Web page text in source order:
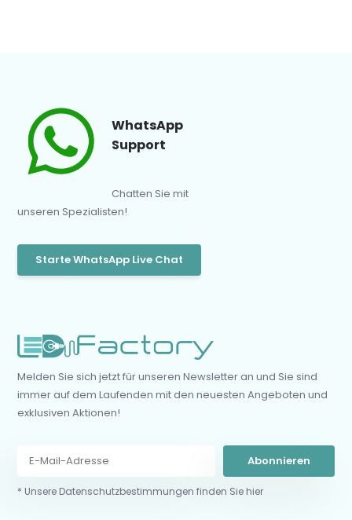
WhatsApp
Support
Chatten Sie mit
unseren Spezialisten!
Starte WhatsApp Live Chat
Melden Sie sich jetzt für unseren Newsletter an und Sie sind
immer auf dem Laufenden mit den neuesten Angeboten und
exklusiven Aktionen!
Abonnieren
* Unsere Datenschutzbestimmungen finden Sie hier